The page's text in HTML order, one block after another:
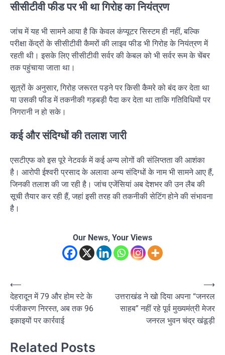
सीसीटीवी फीड पर भी था गिरोह का नियंत्रण
जांच में यह भी सामने आया है कि केवल कंप्यूटर सिस्टम ही नहीं, बल्कि
परीक्षा केंद्रों के सीसीटीवी कैमरों की लाइव फीड भी गिरोह के नियंत्रण में
रहती थी। इसके लिए सीसीटीवी सर्वर की केबल को भी सर्वर रूम के चेंबर
तक पहुंचाया जाता था।
सूत्रों के अनुसार, गिरोह जरूरत पड़ने पर किसी कैमरे को बंद कर देता था
या उसकी फीड में तकनीकी गड़बड़ी पैदा कर देता था ताकि गतिविधियों पर
निगरानी न हो सके।
कई और संदिग्धों की तलाश जारी
एसटीएफ को इस पूरे नेटवर्क में कई अन्य लोगों की संलिप्तता की आशंका
है। आरोपी ईश्वरी प्रसाद के अलावा अन्य संदिग्धों के नाम भी सामने आए हैं,
जिनकी तलाश की जा रही है। जांच एजेंसियां अब देशभर की उन लैब की
सूची तैयार कर रही हैं, जहां इसी तरह की तकनीकी सेटिंग होने की संभावना
है।
Our News, Your Views
Post
navigation
⟵
देहरादून में 79 और होम स्टे के
पंजीकरण निरस्त, अब तक 96
इकाइयों पर कार्रवाई
उत्तराखंड ने खो दिया अपना “जनरल
साहब” नहीं रहे पूर्व मुख्यमंत्री मेजर
जनरल भुवन चंद्र खंडूड़ी
⟶
Related Posts